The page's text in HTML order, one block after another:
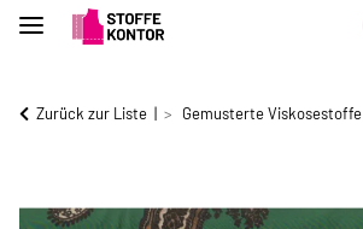
Zurück zur Liste Gemusterte Viskosestoffe